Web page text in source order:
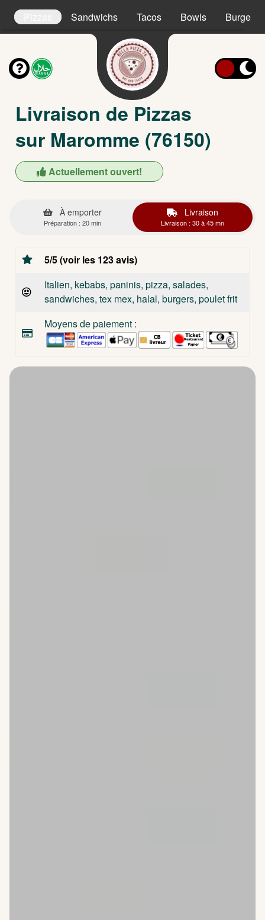
Sandwichs Tacos Bowls Burgers
Livraison de Pizzas
sur Maromme (76150)
Actuellement ouvert!
À emporter
Préparation : 20 min
Livraison
Livraison : 30 à 45 mn
5/5 (voir les 123 avis)
Italien, kebabs, paninis, pizza, salades,
sandwiches, tex mex, halal, burgers, poulet frit
Moyens de paiement :